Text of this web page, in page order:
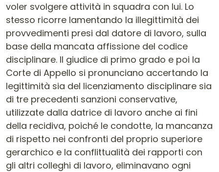
voler svolgere attività in squadra con lui. Lo
stesso ricorre lamentando la illegittimità dei
provvedimenti presi dal datore di lavoro, sulla
base della mancata affissione del codice
disciplinare. Il giudice di primo grado e poi la
Corte di Appello si pronunciano accertando la
legittimità sia del licenziamento disciplinare sia
di tre precedenti sanzioni conservative,
utilizzate dalla datrice di lavoro anche ai fini
della recidiva, poiché le condotte, la mancanza
di rispetto nei confronti del proprio superiore
gerarchico e la conflittualità dei rapporti con
gli altri colleghi di lavoro, eliminavano ogni